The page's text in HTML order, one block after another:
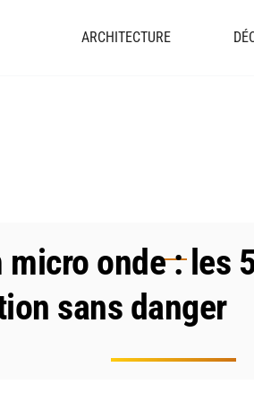
ARCHITECTURE
onde : les
sans danger